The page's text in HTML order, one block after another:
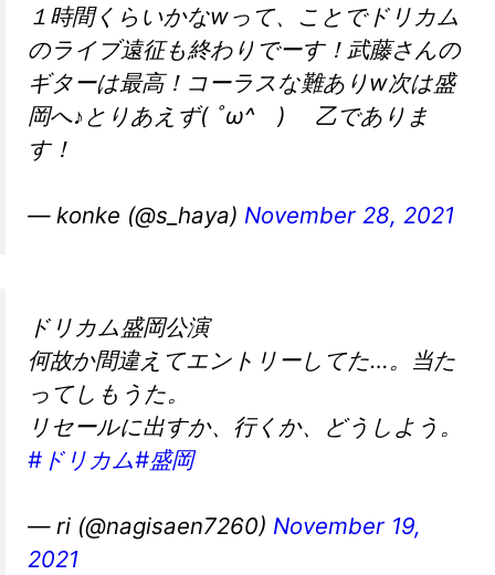
１時間くらいかなwって、ことでドリカム
のライブ遠征も終わりでーす！武藤さんの
ギターは最高！コーラスな難ありw次は盛
岡へ♪とりあえず( ﾟω^ )ゝ 乙でありま
す！
— konke (@s_haya) November 28, 2021
ドリカム盛岡公演
何故か間違えてエントリーしてた…。当た
ってしもうた。
リセールに出すか、行くか、どうしよう。
#ドリカム#盛岡
— ri (@nagisaen7260) November 19,
2021